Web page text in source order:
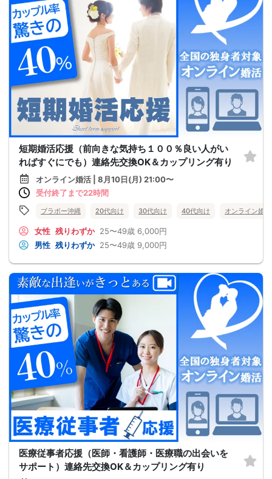
短期婚活応援（前向きな気持ち１００％良い人がい
ればすぐにでも）連絡先交換OK＆カップリング有り
オンライン婚活 | 8月10日(月) 21:00〜
受付終了まで22時間
ブラボー沖縄 20代向け 30代向け 40代向け オンライン婚活
女性 残りわずか 25〜49歳 6,000円
男性 残りわずか 25〜49歳 9,000円
医療従事者応援（医師・看護師・医療職の出会いを
サポート）連絡先交換OK＆カップリング有り